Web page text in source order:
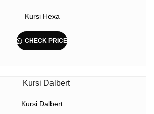
Kursi Hexa
CHECK PRICE
Kursi Dalbert